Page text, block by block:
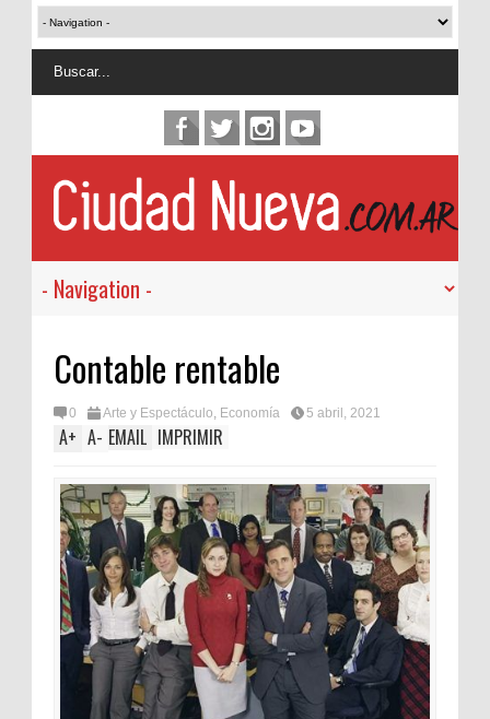
Contable rentable
0 Arte y Espectáculo, Economía 5 abril, 2021
A+ A- EMAIL IMPRIMIR